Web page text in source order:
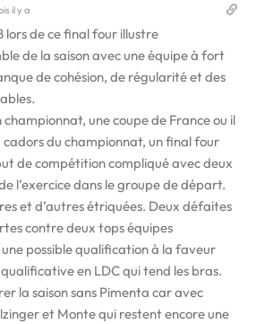
il y a
de ce final four illustre
de la saison avec une équipe à fort
de cohésion, de régularité et des
une coupe de France ou il
du championnat, un final four
de compétition compliqué avec deux
l’exercice dans le groupe de départ.
et d’autres étriquées. Deux défaites
contre deux tops équipes
possible qualification à la faveur
en LDC qui tend les bras.
la saison sans Pimenta car avec
et Monte qui restent encore une